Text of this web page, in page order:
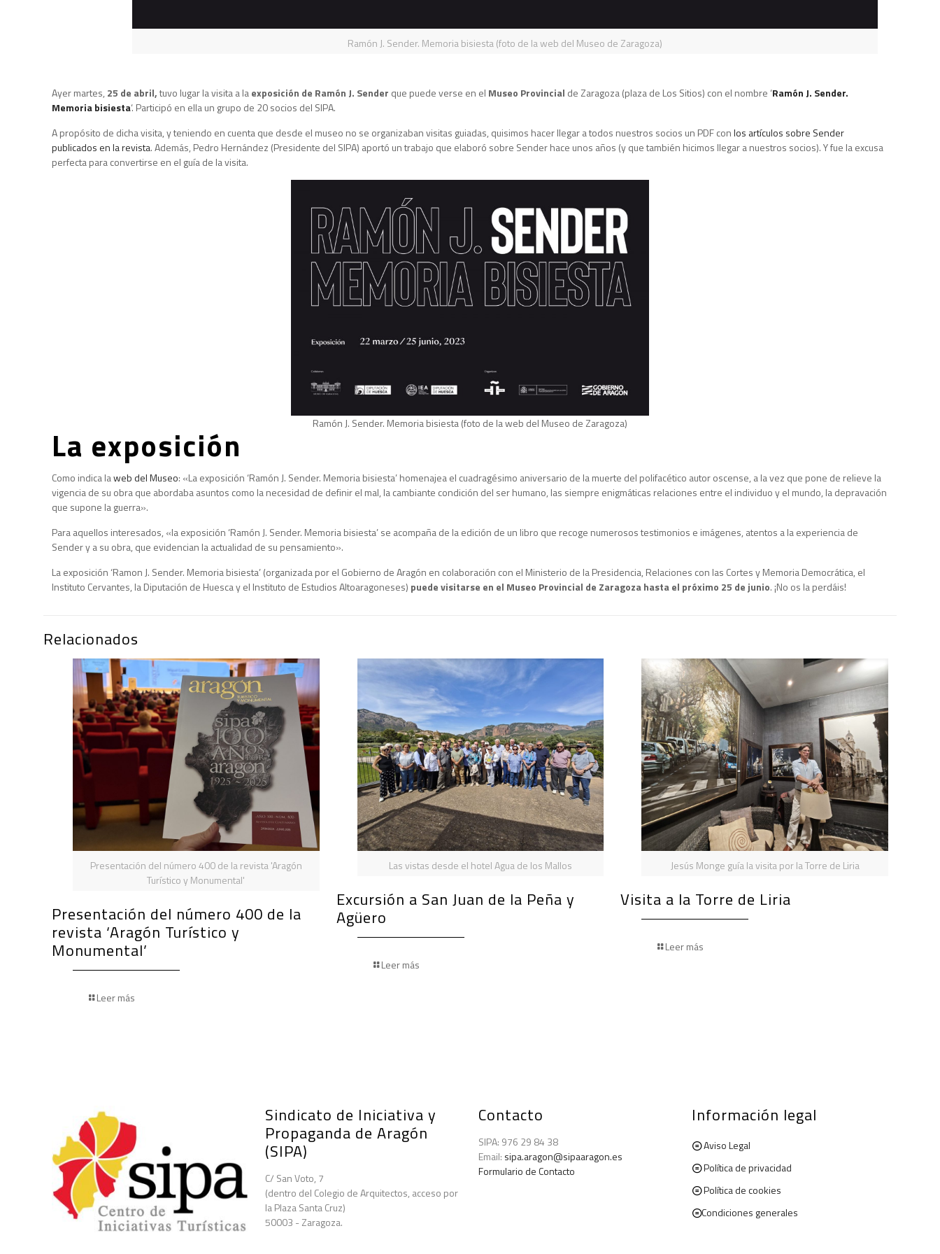
Ramón J. Sender. Memoria bisiesta (foto de la web del Museo de Zaragoza)
Ayer martes, 25 de abril,tuvo lugar la visita a laexposición de Ramón J. Sender que puede verse en el Museo Provincial de Zaragoza (plaza de Los Sitios) con el nombre ‘Ramón J. Sender.
Memoria bisiesta‘. Participó en ella un grupo de 20 socios del SIPA.
A propósito de dicha visita, y teniendo en cuenta que desde el museo no se organizaban visitas guiadas, quisimos hacer llegar a todos nuestros socios un PDF conlos artículos sobre Sender
publicados en la revista. Además, Pedro Hernández (Presidente del SIPA) aportó un trabajo que elaboró sobre Sender hace unos años (y que también hicimos llegar a nuestros socios). Y fue la excusa
perfecta para convertirse en el guía de la visita.
Ramón J. Sender. Memoria bisiesta (foto de la web del Museo de Zaragoza)
La exposición
Como indica laweb del Museo: «La exposición ‘Ramón J. Sender. Memoria bisiesta’ homenajea el cuadragésimo aniversario de la muerte del polifacético autor oscense, a la vez que pone de relieve la
vigencia de su obra que abordaba asuntos como la necesidad de definir el mal, la cambiante condición del ser humano, las siempre enigmáticas relaciones entre el individuo y el mundo, la depravación
que supone la guerra».
Para aquellos interesados, «la exposición ‘Ramón J. Sender. Memoria bisiesta’ se acompaña de la edición de un libro que recoge numerosos testimonios e imágenes, atentos a la experiencia de
Sender y a su obra, que evidencian la actualidad de su pensamiento».
La exposición ‘Ramon J. Sender. Memoria bisiesta’ (organizada por el Gobierno de Aragón en colaboración con el Ministerio de la Presidencia, Relaciones con las Cortes y Memoria Democrática, el
Instituto Cervantes, la Diputación de Huesca y el Instituto de Estudios Altoaragoneses) puede visitarse en el Museo Provincial de Zaragoza hasta el próximo 25 de junio. ¡No os la perdáis!
Relacionados
Presentación del número 400 de la revista 'Aragón
Turístico y Monumental'
Presentación del número 400 de la
revista ‘Aragón Turístico y
Monumental’
Leer más
Las vistas desde el hotel Agua de los Mallos
Excursión a San Juan de la Peña y
Agüero
Leer más
Jesús Monge guía la visita por la Torre de Liria
Visita a la Torre de Liria
Leer más
Sindicato de Iniciativa y
Propaganda de Aragón
(SIPA)
C/ San Voto, 7
(dentro del Colegio de Arquitectos, acceso por
la Plaza Santa Cruz)
50003 - Zaragoza.
Contacto
SIPA: 976 29 84 38
Email: sipa.aragon@sipaaragon.es
Formulario de Contacto
Información legal
Aviso Legal
Política de privacidad
Política de cookies
Condiciones generales